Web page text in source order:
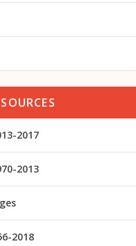
2017
2013
2018